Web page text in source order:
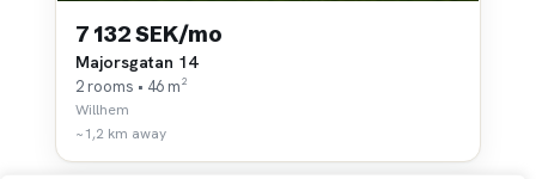
7 132 SEK/mo
Majorsgatan 14
2 rooms • 46 m²
Willhem
~1,2 km away